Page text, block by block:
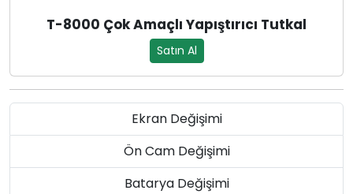
T-8000 Çok Amaçlı Yapıştırıcı Tutkal
Satın Al
Ekran Değişimi
Ön Cam Değişimi
Batarya Değişimi